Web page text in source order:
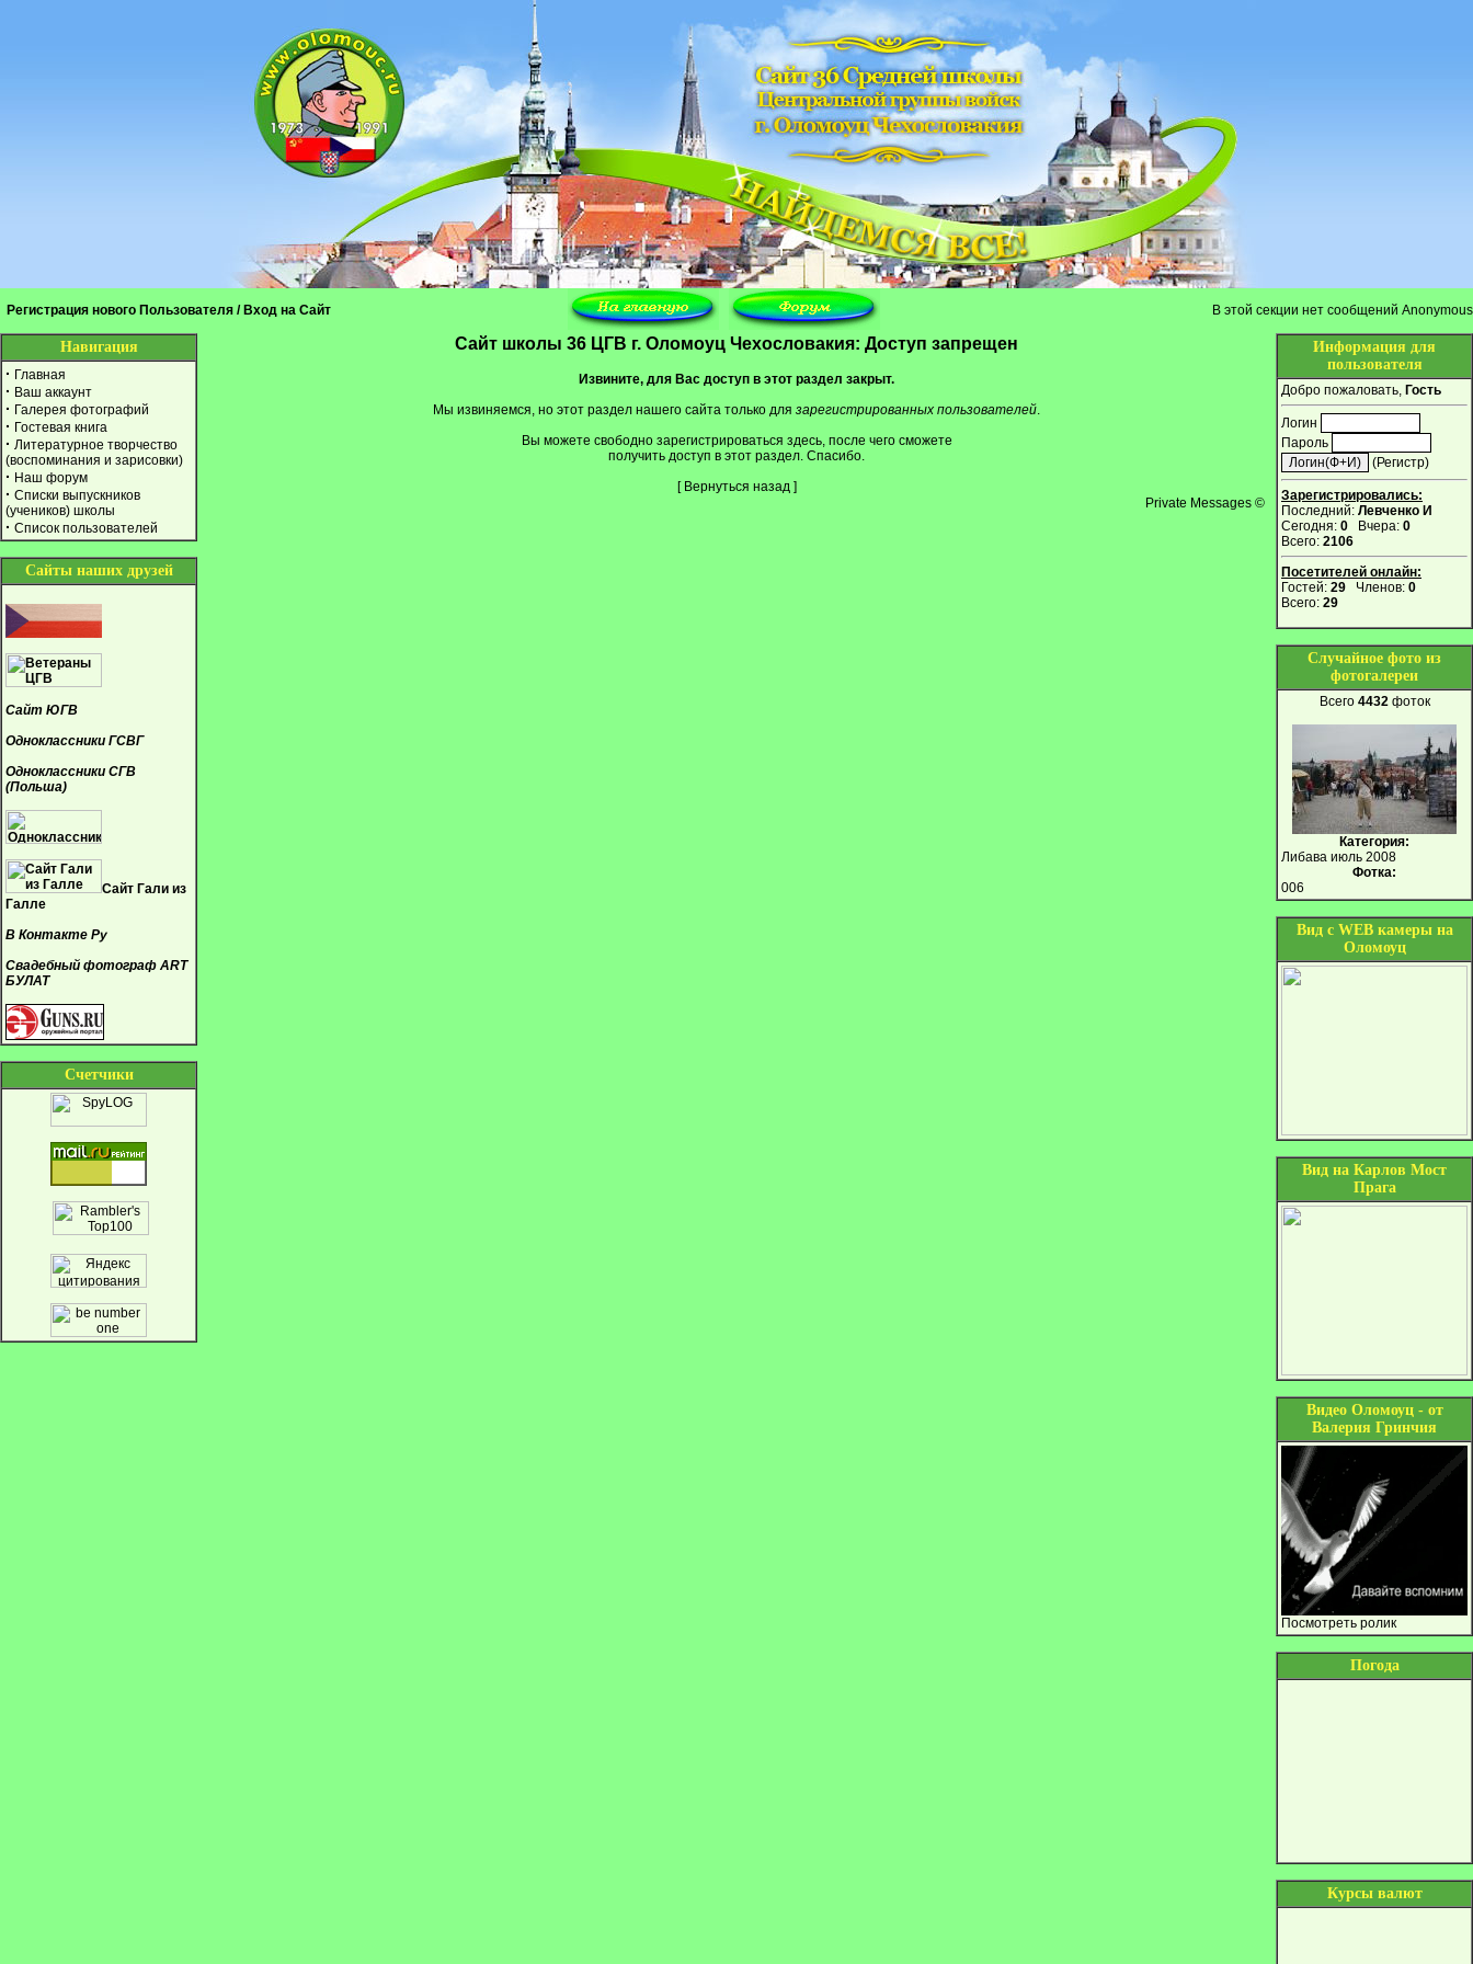
Регистрация нового Пользователя / Вход на Сайт В этой секции нет сообщений Anonymous
Навигация
· Главная
· Ваш аккаунт
· Галерея фотографий
· Гостевая книга
· Литературное творчество
(воспоминания и зарисовки)
· Наш форум
· Списки выпускников
(учеников) школы
· Список пользователей
Сайты наших друзей
Сайт ЮГВ
Одноклассники ГСВГ
Одноклассники СГВ
(Польша)
Сайт Гали из
Галле
В Контакте Ру
Свадебный фотограф ART
БУЛАТ
Cчетчики
Cайт школы 36 ЦГВ г. Оломоуц Чехословакия: Доступ запрещен
Извините, для Вас доступ в этот раздел закрыт.
Мы извиняемся, но этот раздел нашего сайта только для зарегистрированных пользователей.
Вы можете свободно зарегистрироваться здесь, после чего сможете
получить доступ в этот раздел. Спасибо.
[ Вернуться назад]
Private Messages ©
Информация для
пользователя
Добро пожаловать, Гость
Логин
Пароль
(Регистр)
Зарегистрировались:
Последний: Левченко И
Сегодня: 0 Вчера: 0
Всего: 2106
Посетителей онлайн:
Гостей: 29 Членов: 0
Всего: 29
Случайное фото из
фотогалереи
Всего4432фоток
Категория:
Либава июль 2008
Фотка:
006
Вид с WEB камеры на
Оломоуц
Вид на Карлов Мост
Прага
Видео Оломоуц - от
Валерия Гринчия
Посмотреть ролик
Погода
Курсы валют